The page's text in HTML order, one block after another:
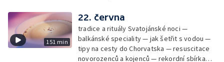
záchranářů v létě — Divácká soutěž —
Minimum sacharidů: maso, vejce, mléčné
výrobky a luštěniny — Jak se udržet v
kondici v létě bez posilovny — Prototyp
chytré vložky do bot pro běžce — Anketa +
151 min
22. června
tradice a rituály Svatojánské noci —
balkánské speciality — jak šetřit s vodou —
tipy na cesty do Chorvatska — resuscitace
novorozenců a kojenců — rekordní sbírka